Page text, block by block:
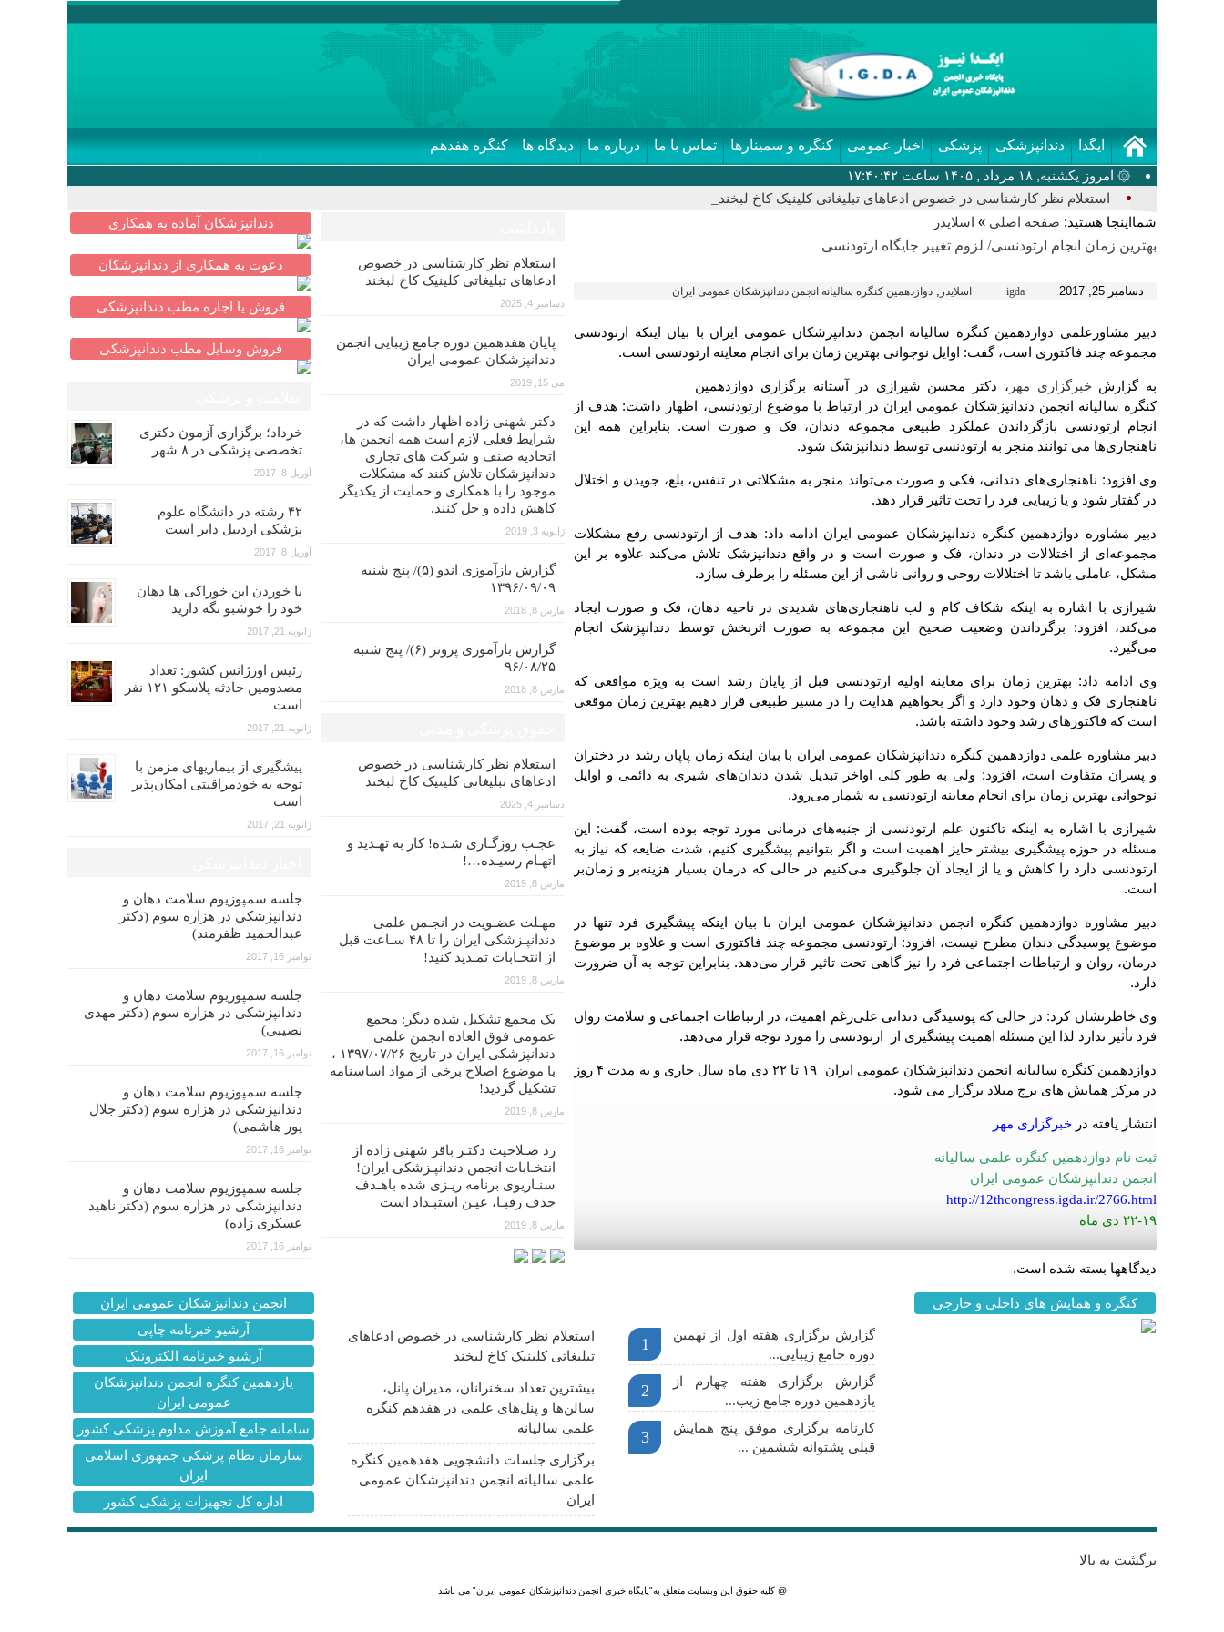
ایگدا دندانپزشکی پزشکی اخبار عمومی کنگره و سمینارها تماس با ما درباره ما دیدگاه ها
کنگره هفدهم
۞ امروز یکشنبه, ۱۸ مرداد , ۱۴۰۵ ساعت ۱۷:۴۰:۴۲
استعلام نظر کارشناسی در خصوص ادعاهای تبلیغاتی کلینیک کاخ لبخند_
شمااینجا هستید: صفحه اصلی » اسلایدر
بهترین زمان انجام ارتودنسی/ لزوم تغییر جایگاه ارتودنسی
دسامبر 25, 2017 igda اسلایدر , دوازدهمین کنگره سالیانه انجمن دندانپزشکان عمومی ایران
دبیر مشاورعلمی دوازدهمین کنگره سالیانه انجمن دندانپزشکان عمومی ایران با بیان اینکه ارتودنسی
مجموعه چند فاکتوری است، گفت: اوایل نوجوانی بهترین زمان برای انجام معاینه ارتودنسی است.
به گزارش خبرگزاری مهر ، دکتر محسن شیرازی در آستانه برگزاری دوازدهمین
کنگره سالیانه انجمن دندانپزشکان عمومی ایران در ارتباط با موضوع ارتودنسی، اظهار داشت: هدف از
انجام ارتودنسی بازگرداندن عملکرد طبیعی مجموعه دندان، فک و صورت است. بنابراین همه این
ناهنجاری‌ها می توانند منجر به ارتودنسی توسط دندانپزشک شود.
وی افزود: ناهنجاری‌های دندانی، فکی و صورت می‌تواند منجر به مشکلاتی در تنفس، بلع، جویدن و اختلال
در گفتار شود و یا زیبایی فرد را تحت تاثیر قرار دهد.
دبیر مشاوره دوازدهمین کنگره دندانپزشکان عمومی ایران ادامه داد: هدف از ارتودنسی رفع مشکلات
مجموعه‌ای از اختلالات در دندان، فک و صورت است و در واقع دندانپزشک تلاش می‌کند علاوه بر این
مشکل، عاملی باشد تا اختلالات روحی و روانی ناشی از این مسئله را برطرف سازد.
شیرازی با اشاره به اینکه شکاف کام و لب ناهنجاری‌های شدیدی در ناحیه دهان، فک و صورت ایجاد
می‌کند، افزود: برگرداندن وضعیت صحیح این مجموعه به صورت اثربخش توسط دندانپزشک انجام
می‌گیرد.
وی ادامه داد: بهترین زمان برای معاینه اولیه ارتودنسی قبل از پایان رشد است به ویژه مواقعی که
ناهنجاری فک و دهان وجود دارد و اگر بخواهیم هدایت را در مسیر طبیعی قرار دهیم بهترین زمان موقعی
است که فاکتورهای رشد وجود داشته باشد.
دبیر مشاوره علمی دوازدهمین کنگره دندانپزشکان عمومی ایران با بیان اینکه زمان پاپان رشد در دختران
و پسران متفاوت است، افزود: ولی به طور کلی اواخر تبدیل شدن دندان‌های شیری به دائمی و اوایل
نوجوانی بهترین زمان برای انجام معاینه ارتودنسی به شمار می‌رود.
شیرازی با اشاره به اینکه تاکنون علم ارتودنسی از جنبه‌های درمانی مورد توجه بوده است، گفت: این
مسئله در حوزه پیشگیری بیشتر حایز اهمیت است و اگر بتوانیم پیشگیری کنیم، شدت ضایعه که نیاز به
ارتودنسی دارد را کاهش و یا از ایجاد آن جلوگیری می‌کنیم در حالی که درمان بسیار هزینه‌بر و زمان‌بر
است.
دبیر مشاوره دوازدهمین کنگره انجمن دندانپزشکان عمومی ایران با بیان اینکه پیشگیری فرد تنها در
موضوع پوسیدگی دندان مطرح نیست، افزود: ارتودنسی مجموعه چند فاکتوری است و علاوه بر موضوع
درمان، روان و ارتباطات اجتماعی فرد را نیز گاهی تحت تاثیر قرار می‌دهد. بنابراین توجه به آن ضرورت
دارد.
وی خاطرنشان کرد: در حالی که پوسیدگی دندانی علی‌رغم اهمیت، در ارتباطات اجتماعی و سلامت روان
فرد تأثیر ندارد لذا این مسئله اهمیت پیشگیری از ارتودنسی را مورد توجه قرار می‌دهد.
دوازدهمین کنگره سالیانه انجمن دندانپزشکان عمومی ایران ۱۹ تا ۲۲ دی ماه سال جاری و به مدت ۴ روز
در مرکز همایش های برج میلاد برگزار می شود.
انتشار یافته در خبرگزاری مهر
ثبت نام دوازدهمین کنگره علمی سالیانه
انجمن دندانپزشکان عمومی ایران
http://12thcongress.igda.ir/2766.html
۲۲-۱۹ دی ماه
دیدگاهها بسته شده است.
استعلام نظر کارشناسی در خصوص
ادعاهای تبلیغاتی کلینیک کاخ لبخند
دسامبر 4, 2025
پایان هفدهمین دوره جامع زیبایی انجمن
دندانپزشکان عمومی ایران
می 15, 2019
دکتر شهنی زاده اظهار داشت که در
شرایط فعلی لازم است همه انجمن ها،
اتحادیه صنف و شرکت های تجاری
دندانپزشکان تلاش کنند که مشکلات
موجود را با همکاری و حمایت از یکدیگر
کاهش داده و حل کنند.
ژانویه 3, 2019
گزارش بازآموزی اندو (۵)/ پنج شنبه
۱۳۹۶/۰۹/۰۹
مارس 8, 2018
گزارش بازآموزی پروتز (۶)/ پنج شنبه
۹۶/۰۸/۲۵
مارس 8, 2018
استعلام نظر کارشناسی در خصوص
ادعاهای تبلیغاتی کلینیک کاخ لبخند
دسامبر 4, 2025
عجـب روزگـاری شـده! کار به تهـدید و
اتهـام رسیـده…!
مارس 8, 2019
مهـلت عضـویت در انجـمن علمی
دندانپـزشکی ایران را تا ۴۸ سـاعت قبل
از انتخـابات تمـدید کنید!
مارس 8, 2019
یک مجمع تشکیل شده دیگر: مجمع
عمومی فوق العاده انجمن علمی
دندانپزشکی ایران در تاریخ ۱۳۹۷/۰۷/۲۶ ،
با موضوع اصلاح برخی از مواد اساسنامه
تشکیل گردید!
مارس 8, 2019
رد صـلاحیت دکتـر باقر شهنی زاده از
انتخـابات انجمن دندانپـزشکی ایران!
سنـاریوی برنامه ریـزی شده باهـدف
حذف رقبـا، عیـن استبـداد است
مارس 8, 2019
دندانپزشکان آماده به همکاری
دعوت به همکاری از دندانپزشکان
فروش یا اجاره مطب دندانپزشکی
فروش وسایل مطب دندانپزشکی
خرداد؛ برگزاری آزمون دکتری
تخصصی پزشکی در ۸ شهر
آوریل 8, 2017
۴۲ رشته در دانشگاه علوم
پزشکی اردبیل دایر است
آوریل 8, 2017
با خوردن این خوراکی ها دهان
خود را خوشبو نگه دارید
ژانویه 21, 2017
رئیس اورژانس کشور: تعداد
مصدومین حادثه پلاسکو ۱۲۱ نفر
است
ژانویه 21, 2017
پیشگیری از بیماریهای مزمن با
توجه به خودمراقبتی امکان‌پذیر
است
ژانویه 21, 2017
جلسه سمپوزیوم سلامت دهان و
دندانپزشکی در هزاره سوم (دکتر
عبدالحمید ظفرمند)
نوامبر 16, 2017
جلسه سمپوزیوم سلامت دهان و
دندانپزشکی در هزاره سوم (دکتر مهدی
نصیبی)
نوامبر 16, 2017
جلسه سمپوزیوم سلامت دهان و
دندانپزشکی در هزاره سوم (دکتر جلال
پور هاشمی)
نوامبر 16, 2017
جلسه سمپوزیوم سلامت دهان و
دندانپزشکی در هزاره سوم (دکتر ناهید
عسکری زاده)
نوامبر 16, 2017
انجمن دندانپزشکان عمومی ایران
آرشیو خبرنامه چاپی
آرشیو خبرنامه الکترونیک
یازدهمین کنگره انجمن دندانپزشکان
عمومی ایران
سامانه جامع آموزش مداوم پزشکی کشور
سازمان نظام پزشکی جمهوری اسلامی
ایران
اداره کل تجهیزات پزشکی کشور
استعلام نظر کارشناسی در خصوص ادعاهای
تبلیغاتی کلینیک کاخ لبخند
بیشترین تعداد سخنرانان، مدیران پانل،
سالن‌ها و پنل‌های علمی در هفدهم کنگره
علمی سالیانه
برگزاری جلسات دانشجویی هفدهمین کنگره
علمی سالیانه انجمن دندانپزشکان عمومی
ایران
1
گزارش برگزاری هفته اول از نهمین
دوره جامع زیبایی...
2
گزارش برگزاری هفته چهارم از
یازدهمین دوره جامع زیب...
3
کارنامه برگزاری موفق پنج همایش
قبلی پشتوانه ششمین ...
کنگره و همایش های داخلی و خارجی
برگشت به بالا
@ کلیه حقوق این وبسایت متعلق به"پایگاه خبری انجمن دندانپزشکان عمومی ایران" می باشد